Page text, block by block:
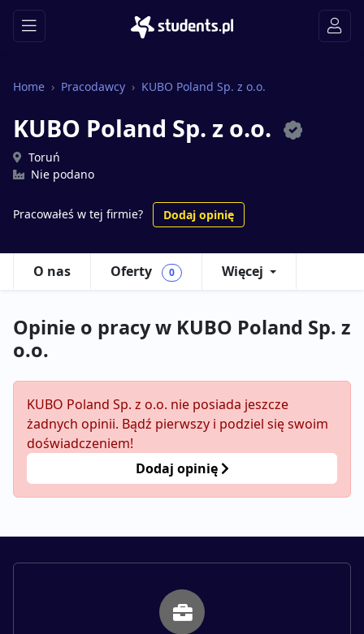
Home Pracodawcy KUBO Poland Sp. z o.o.
KUBO Poland Sp. z o.o.
Toruń
Nie podano
Pracowałeś w tej firmie? Dodaj opinię
O nas Oferty 0 Więcej
Opinie o pracy w KUBO Poland Sp. z
o.o.
KUBO Poland Sp. z o.o. nie posiada jeszcze
żadnych opinii. Bądź pierwszy i podziel się swoim
doświadczeniem!
Dodaj opinię